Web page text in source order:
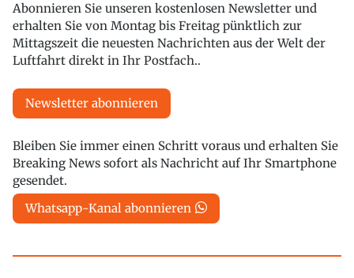
Abonnieren Sie unseren kostenlosen Newsletter und
erhalten Sie von Montag bis Freitag pünktlich zur
Mittagszeit die neuesten Nachrichten aus der Welt der
Luftfahrt direkt in Ihr Postfach..
Newsletter abonnieren
Bleiben Sie immer einen Schritt voraus und erhalten Sie
Breaking News sofort als Nachricht auf Ihr Smartphone
gesendet.
Whatsapp-Kanal abonnieren